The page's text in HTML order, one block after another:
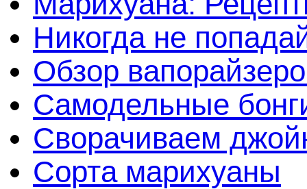
Никогда не
Обзор
Самодельные
Сворачиваем
Сорта марихуаны